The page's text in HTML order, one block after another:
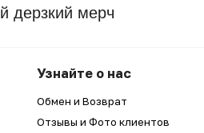
дерзкий мерч
Узнайте о нас
Обмен и Возврат
Отзывы и Фото клиентов